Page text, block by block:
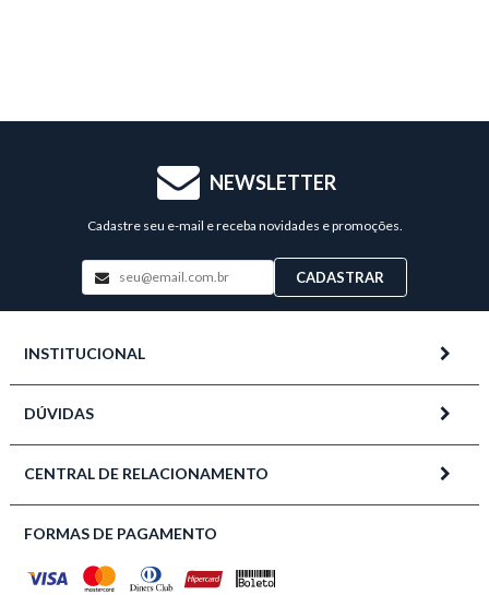
NEWSLETTER
Cadastre seu e-mail e receba novidades e promoções.
CADASTRAR
INSTITUCIONAL
DÚVIDAS
CENTRAL DE RELACIONAMENTO
FORMAS DE PAGAMENTO